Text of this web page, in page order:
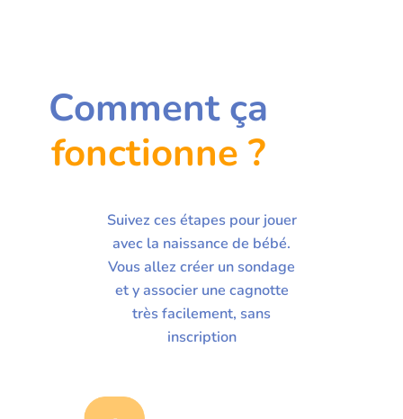
Comment ça
fonctionne ?
Suivez ces étapes pour jouer
avec la naissance de bébé.
Vous allez créer un sondage
et y associer une cagnotte
très facilement, sans
inscription